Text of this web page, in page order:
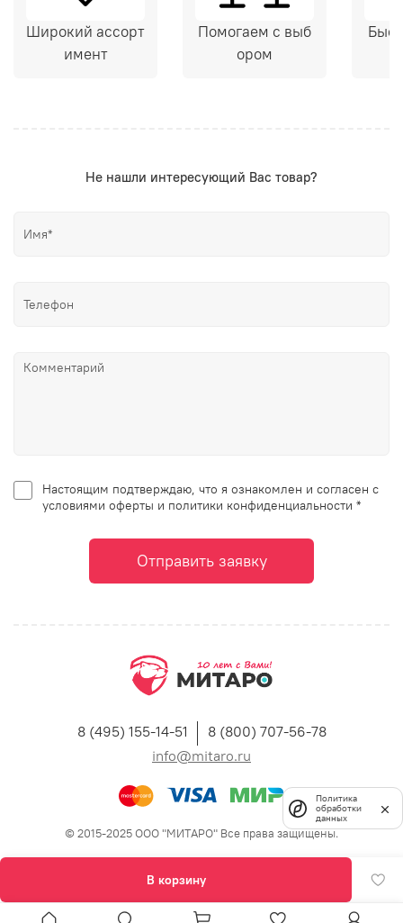
В корзину
Широкий ассорт
имент
Помогаем с выб
ором
Не нашли интересующий Вас товар?
Настоящим подтверждаю, что я ознакомлен и согласен с
условиями оферты и политики конфиденциальности *
Отправить заявку
8 (495) 155-14-51
8 (800) 707-56-78
info@mitaro.ru
© 2015-2025 ООО "МИТАРО" Все права защищены.
Политика
обработки
данных